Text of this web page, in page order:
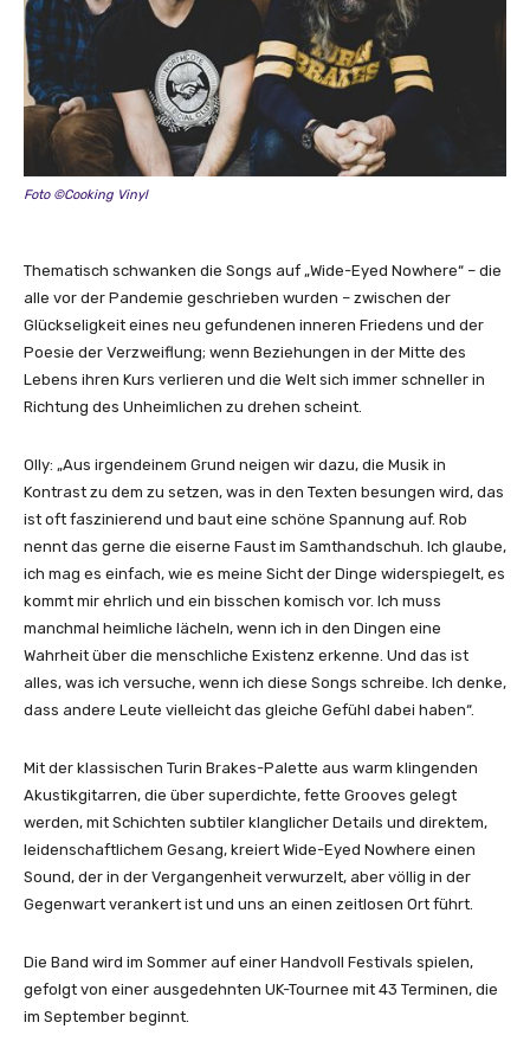
g
e
n
Foto ©Cooking Vinyl
Thematisch schwanken die Songs auf „Wide-Eyed Nowhere“ – die
alle vor der Pandemie geschrieben wurden – zwischen der
Glückseligkeit eines neu gefundenen inneren Friedens und der
Poesie der Verzweiflung; wenn Beziehungen in der Mitte des
Lebens ihren Kurs verlieren und die Welt sich immer schneller in
Richtung des Unheimlichen zu drehen scheint.
Olly: „Aus irgendeinem Grund neigen wir dazu, die Musik in
Kontrast zu dem zu setzen, was in den Texten besungen wird, das
ist oft faszinierend und baut eine schöne Spannung auf. Rob
nennt das gerne die eiserne Faust im Samthandschuh. Ich glaube,
ich mag es einfach, wie es meine Sicht der Dinge widerspiegelt, es
kommt mir ehrlich und ein bisschen komisch vor. Ich muss
manchmal heimliche lächeln, wenn ich in den Dingen eine
Wahrheit über die menschliche Existenz erkenne. Und das ist
alles, was ich versuche, wenn ich diese Songs schreibe. Ich denke,
dass andere Leute vielleicht das gleiche Gefühl dabei haben“.
Mit der klassischen Turin Brakes-Palette aus warm klingenden
Akustikgitarren, die über superdichte, fette Grooves gelegt
werden, mit Schichten subtiler klanglicher Details und direktem,
leidenschaftlichem Gesang, kreiert Wide-Eyed Nowhere einen
Sound, der in der Vergangenheit verwurzelt, aber völlig in der
Gegenwart verankert ist und uns an einen zeitlosen Ort führt.
Die Band wird im Sommer auf einer Handvoll Festivals spielen,
gefolgt von einer ausgedehnten UK-Tournee mit 43 Terminen, die
im September beginnt.